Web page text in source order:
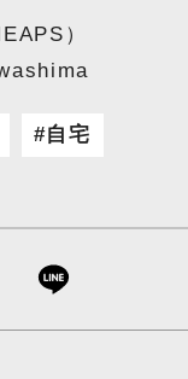
）
自宅